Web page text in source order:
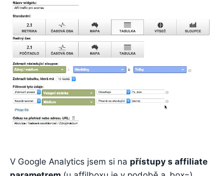
V Google Analytics jsem si na přístupy s affiliate